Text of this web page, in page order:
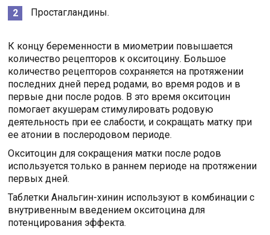
Простагландины.
К концу беременности в миометрии повышается
количество рецепторов к окситоцину. Большое
количество рецепторов сохраняется на протяжении
последних дней перед родами, во время родов и в
первые дни после родов. В это время окситоцин
помогает акушерам стимулировать родовую
деятельность при ее слабости, и сокращать матку при
ее атонии в послеродовом периоде.
Окситоцин для сокращения матки после родов
используется только в раннем периоде на протяжении
первых дней.
Таблетки Анальгин-хинин используют в комбинации с
внутривенным введением окситоцина для
потенцирования эффекта.